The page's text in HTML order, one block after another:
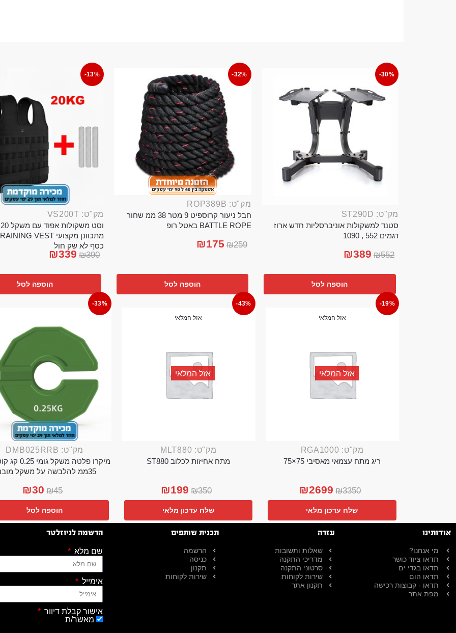
-30%
מק"ט: ST290D
סטנד למשקולות אוניברסליות חדש ארוז
דגמים 552 , 1090
₪552
₪389
הוספה לסל
-32%
מק"ט: ROP389B
חבל ניעור קרוספיט 9 מטר 38 ממ שחור
BATTLE ROPE באטל רופ
₪259
₪175
הוספה לסל
-13%
מק"ט: VS200T
כסף לא שק חול
₪390
₪339
הוספה לסל
-19%
אזל המלאי
אזל המלאי
מק"ט: RGA1000
ריג מתח עצמאי מאסיבי 75×75
₪3350
₪2699
שלח עדכון מלאי
-43%
אזל המלאי
אזל המלאי
מק"ט: MLT880
מתח אחיזות לכלוב ST880
₪350
₪199
שלח עדכון מלאי
-33%
מק"ט: DMB025RRB
מיקרו פלטה
35ממ להלבשה על משקל מובנה
₪45
₪30
הוספה לסל
אודותינו
מי אנחנו?
תדאו ציוד כושר
תדאו בגדי ים
תדאו הום
תדאו - קבוצות רכישה
מפת אתר
עזרה
שאלות ותשובות
מדריכי התקנה
סרטוני התקנה
שירות לקוחות
תקנון אתר
תכנית שותפים
הרשמה
כניסה
תקנון
שירות לקוחות
הרשמה לניוזלטר
שם מלא
אימייל
אישור קבלת דיוור
מאשר/ת